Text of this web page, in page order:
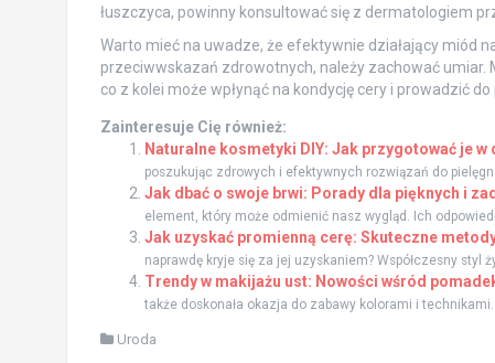
łuszczyca, powinny konsultować się z dermatologiem
Warto mieć na uwadze, że efektywnie działający miód
przeciwwskazań zdrowotnych, należy zachować
co z kolei może wpłynąć na kondycję cery i prowadzić
Zainteresuje Cię również:
Naturalne kosmetyki DIY: Jak przygotować je w
poszukując zdrowych i efektywnych rozwiązań do
Jak dbać o swoje brwi: Porady dla pięknych i
element, który może odmienić nasz wygląd. Ich
Jak uzyskać promienną cerę: Skuteczne
naprawdę kryje się za jej uzyskaniem? Współczesny styl
Trendy w makijażu ust: Nowości wśród
także doskonała okazja do zabawy kolorami i
Uroda